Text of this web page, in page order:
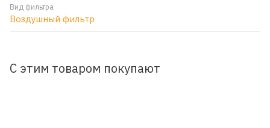
Вид фильтра
Воздушный фильтр
С этим товаром покупают